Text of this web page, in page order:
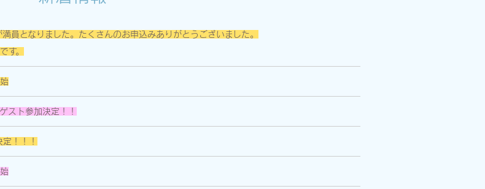
となりました。たくさんのお申込みありがとうございました。
す。
ト参加決定！！
！！！